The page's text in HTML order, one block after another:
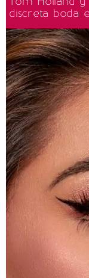
discreta boda